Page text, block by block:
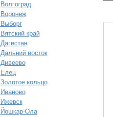
Волгоград
Воронеж
Выборг
Вятский край
Дагестан
Дальний восток
Дивеево
Елец
Золотое кольцо
Иваново
Ижевск
Йошкар-Ола